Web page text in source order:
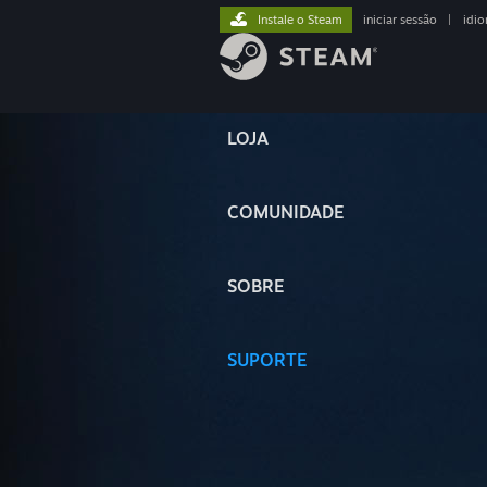
LOJA
COMUNIDADE
SOBRE
SUPORTE
Instale o Steam iniciar sessão